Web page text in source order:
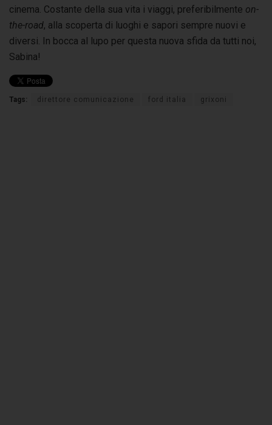
cinema. Costante della sua vita i viaggi, preferibilmente on-
the-road, alla scoperta di luoghi e sapori sempre nuovi e
diversi. In bocca al lupo per questa nuova sfida da tutti noi,
Sabina!
Tags: direttore comunicazione ford italia grixoni